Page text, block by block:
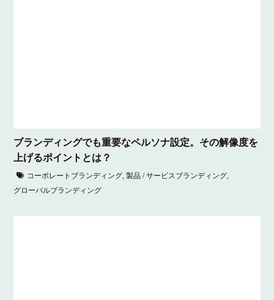
ブランディングでも重要なペルソナ設定。その解像度を
上げるポイントとは？
コーポレートブランディング ,製品 / サービスブランディング
グローバルブランディング